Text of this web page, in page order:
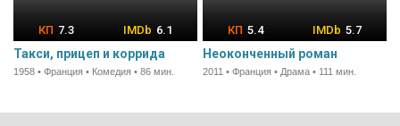
7.3 6.1
Такси, прицеп и коррида
1958 • Франция • Комедия • 86 мин.
5.4 5.7
Неоконченный роман
2011 • Франция • Драма • 111 мин.